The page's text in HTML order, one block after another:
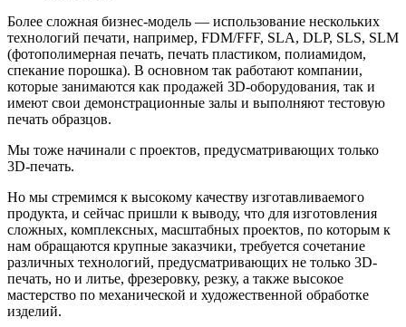
Более сложная бизнес-модель — использование нескольких
технологий печати, например, FDM/FFF, SLA, DLP, SLS, SLM
(фотополимерная печать, печать пластиком, полиамидом,
спекание порошка). В основном так работают компании,
которые занимаются как продажей 3D-оборудования, так и
имеют свои демонстрационные залы и выполняют тестовую
печать образцов.
Мы тоже начинали с проектов, предусматривающих только
3D-печать.
Но мы стремимся к высокому качеству изготавливаемого
продукта, и сейчас пришли к выводу, что для изготовления
сложных, комплексных, масштабных проектов, по которым к
нам обращаются крупные заказчики, требуется сочетание
различных технологий, предусматривающих не только 3D-
печать, но и литье, фрезеровку, резку, а также высокое
мастерство по механической и художественной обработке
изделий.